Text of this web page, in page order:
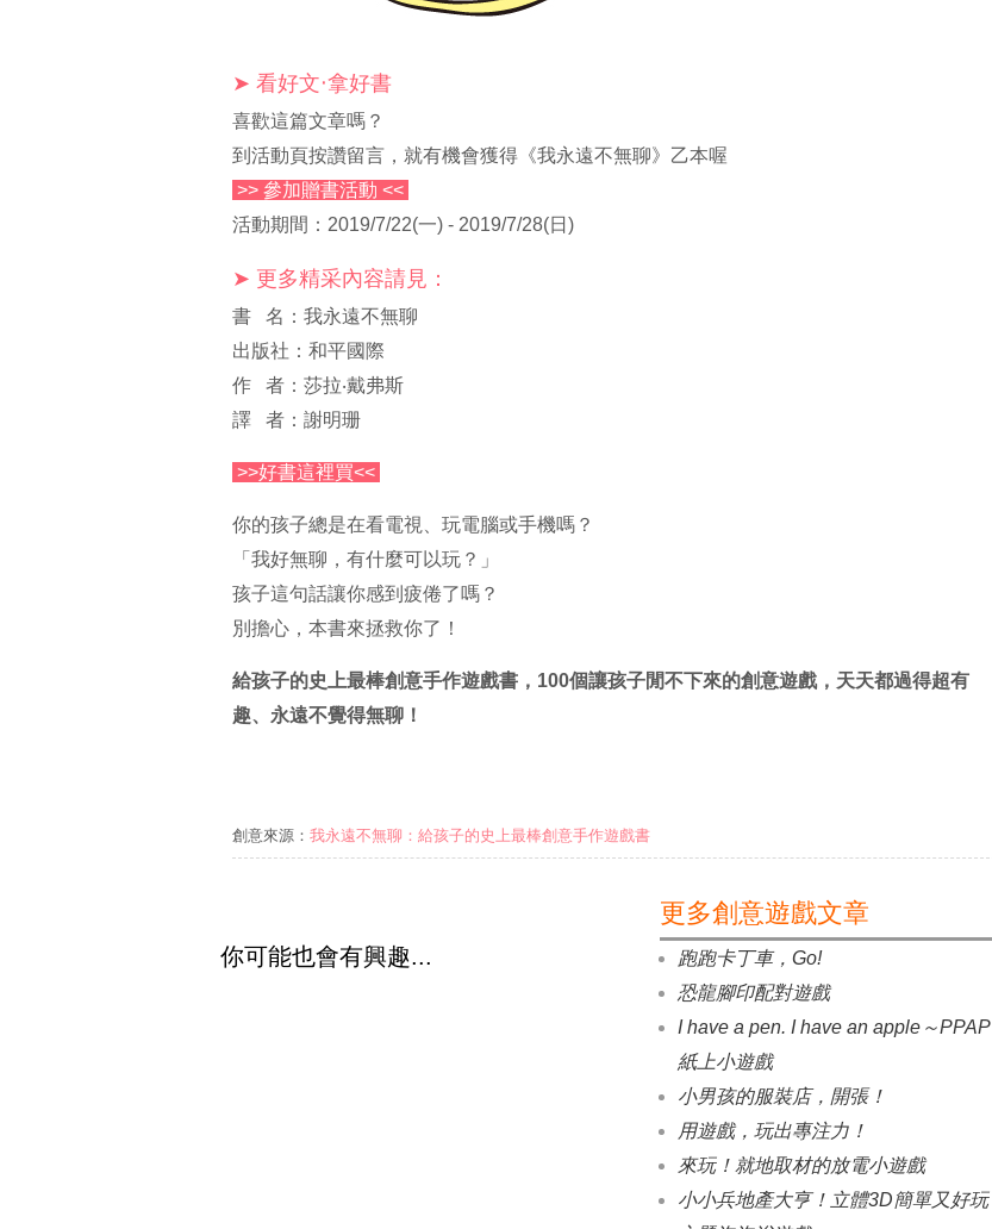
➤ 看好文‧拿好書
喜歡這篇文章嗎？
到活動頁按讚留言，就有機會獲得《我永遠不無聊》乙本喔
>> 參加贈書活動 <<
活動期間：2019/7/22(一) - 2019/7/28(日)
➤ 更多精采內容請見：
書 名：我永遠不無聊
出版社：和平國際
作 者：莎拉‧戴弗斯
譯 者：謝明珊
>>好書這裡買<<
你的孩子總是在看電視、玩電腦或手機嗎？
「我好無聊，有什麼可以玩？」
孩子這句話讓你感到疲倦了嗎？
別擔心，本書來拯救你了！
給孩子的史上最棒創意手作遊戲書，100個讓孩子閒不下來的創意遊戲，天天都過得超有
趣、永遠不覺得無聊！
創意來源： 我永遠不無聊：給孩子的史上最棒創意手作遊戲書
更多創意遊戲文章
跑跑卡丁車，Go!
恐龍腳印配對遊戲
I have a pen. I have an apple～PPAP
紙上小遊戲
小男孩的服裝店，開張！
用遊戲，玩出專注力！
來玩！就地取材的放電小遊戲
小小兵地產大亨！立體3D簡單又好玩
你可能也會有興趣...